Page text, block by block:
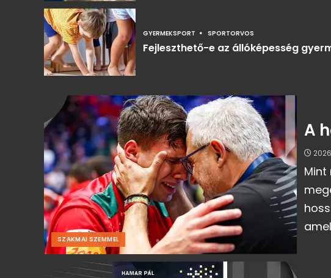
GYERMEKSPORT SPORTORVOS
Fejleszthető-e az állóképesség
SZAKMAI SZEMMEL
A